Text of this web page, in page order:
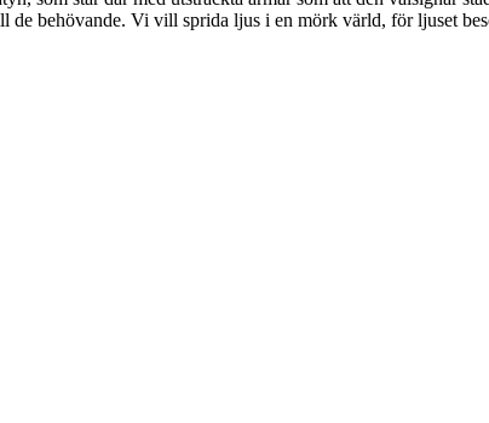
behövande. Vi vill sprida ljus i en mörk värld, för ljuset